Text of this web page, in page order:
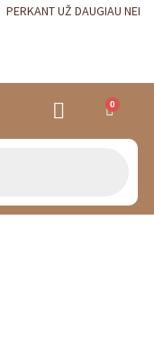
PERKANT UŽ DAUGIAU NEI
0